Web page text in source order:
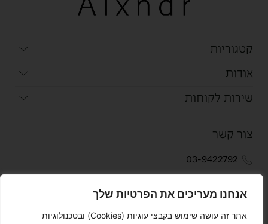
אנחנו מעריכים את הפרטיות שלך
אתר זה עושה שימוש בקבצי עוגיות (Cookies) ובטכנולוגיות
קטגוריות
אודות
שירות לקוחות
צור קשר
03-9422792